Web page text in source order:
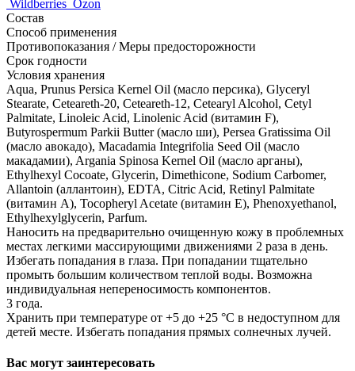
Wildberries Ozon
Состав
Способ применения
Противопоказания / Меры предосторожности
Срок годности
Условия хранения
Aqua, Prunus Persica Kernel Oil (масло персика), Glyceryl
Stearate, Ceteareth-20, Ceteareth-12, Cetearyl Alcohol, Cetyl
Palmitate, Linoleic Acid, Linolenic Acid (витамин F),
Butyrospermum Parkii Butter (масло ши), Persea Gratissima Oil
(масло авокадо), Macadamia Integrifolia Seed Oil (масло
макадамии), Argania Spinosa Kernel Oil (масло арганы),
Ethylhexyl Cocoate, Glycerin, Dimethicone, Sodium Carbomer,
Allantoin (аллантоин), EDTA, Citric Acid, Retinyl Palmitate
(витамин А), Tocopheryl Acetate (витамин Е), Phenoxyethanol,
Ethylhexylglycerin, Parfum.
Наносить на предварительно очищенную кожу в проблемных
местах легкими массирующими движениями 2 раза в день.
Избегать попадания в глаза. При попадании тщательно
промыть большим количеством теплой воды. Возможна
индивидуальная непереносимость компонентов.
3 года.
Хранить при температуре от +5 до +25 °C в недоступном для
детей месте. Избегать попадания прямых солнечных лучей.
Вас могут заинтересовать